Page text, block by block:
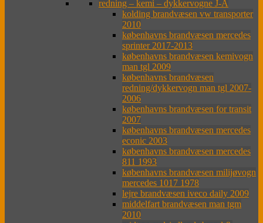
redning – kemi – dykkervogne J-Å
kolding brandvæsen vw transporter
2010
københavns brandvæsen mercedes
sprinter 2017-2013
københavns brandvæsen kemivogn
man tgl 2009
københavns brandvæsen
redning/dykkervogn man tgl 2007-
2006
københavns brandvæsen for transit
2007
københavns brandvæsen mercedes
econic 2003
københavns brandvæsen mercedes
811 1993
københavns brandvæsen milijøvogn
mercedes 1017 1978
lejre brandvæsen iveco daily 2009
middelfart brandvæsen man tgm
2010